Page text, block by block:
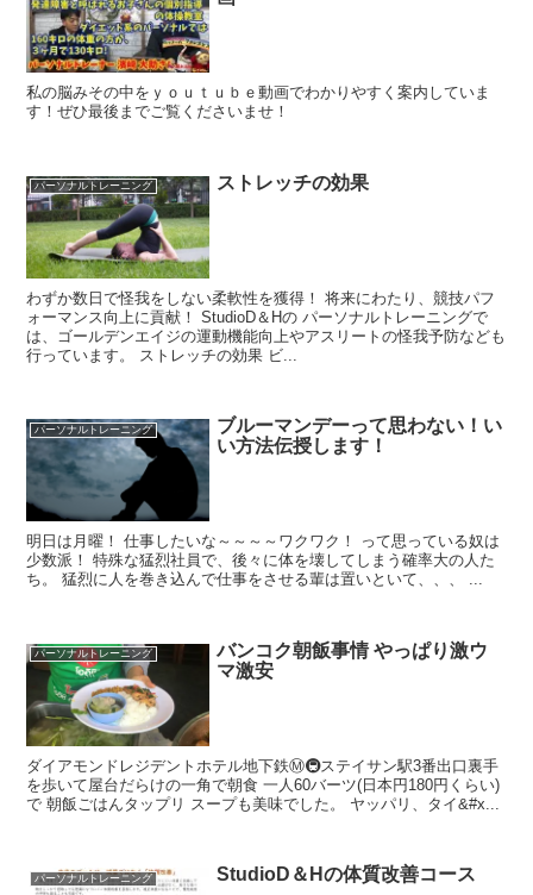
私の脳みその中をｙｏｕｔｕｂｅ動画でわかりやすく案内していま
す！ぜひ最後までご覧くださいませ！
パーソナルトレーニング ストレッチの効果
わずか数日で怪我をしない柔軟性を獲得！ 将来にわたり、競技パフ
ォーマンス向上に貢献！ StudioD＆Hの パーソナルトレーニングで
は、ゴールデンエイジの運動機能向上やアスリートの怪我予防なども
行っています。 ストレッチの効果 ビ...
パーソナルトレーニング
ブルーマンデーって思わない！い
い方法伝授します！
明日は月曜！ 仕事したいな～～～～ワクワク！ って思っている奴は
少数派！ 特殊な猛烈社員で、後々に体を壊してしまう確率大の人た
ち。 猛烈に人を巻き込んで仕事をさせる輩は置いといて、、、 ...
パーソナルトレーニング
バンコク朝飯事情 やっぱり激ウ
マ激安
ダイアモンドレジデントホテル地下鉄Ⓜ️🚇ステイサン駅3番出口裏手
を歩いて屋台だらけの一角で朝食 一人60バーツ(日本円180円くらい)
で 朝飯ごはんタップリ スープも美味でした。 ヤッパリ、タイ&#x...
パーソナルトレーニング StudioD＆Hの体質改善コース